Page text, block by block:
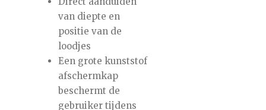
van diepte en
positie van de
loodjes
Een grote kunststof
afschermkap
beschermt de
gebruiker tijdens